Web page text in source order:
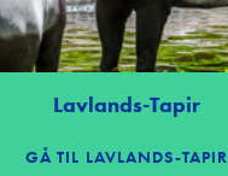
Lavlands-Tapir
GÅ TIL LAVLANDS-TAPIR